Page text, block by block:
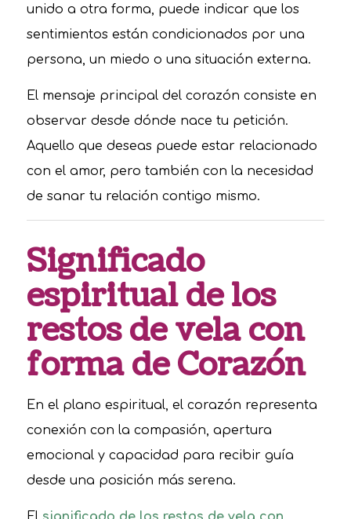
unido a otra forma, puede indicar que los
sentimientos están condicionados por una
persona, un miedo o una situación externa.
El mensaje principal del corazón consiste en
observar desde dónde nace tu petición.
Aquello que deseas puede estar relacionado
con el amor, pero también con la necesidad
de sanar tu relación contigo mismo.
Significado
espiritual de los
restos de vela con
forma de Corazón
En el plano espiritual, el corazón representa
conexión con la compasión, apertura
emocional y capacidad para recibir guía
desde una posición más serena.